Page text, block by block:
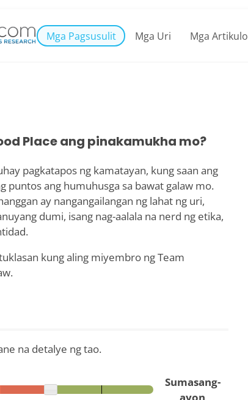
Mga Pagsusulit Mga Uri Mga Artikulo
Place ang pinakamukha mo?
pagkatapos ng kamatayan, kung saan ang
puntos ang humuhusga sa bawat galaw mo.
ay nangangailangan ng lahat ng uri,
dumi, isang nag-aalala na nerd ng etika,
kung aling miyembro ng Team
na detalye ng tao.
Sumasang-
ayon